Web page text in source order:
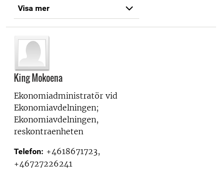
Visa mer
King Mokoena
Ekonomiadministratör vid
Ekonomiavdelningen;
Ekonomiavdelningen,
reskontraenheten
Telefon: +4618671723,
+46727226241